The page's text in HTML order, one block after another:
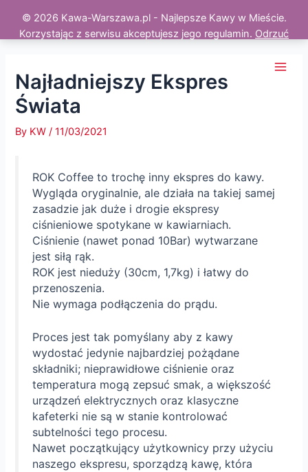
© 2026 Kawa-Warszawa.pl - Najlepsze Kawy w Mieście.
Korzystając z serwisu akceptujesz jego regulamin. Odrzuć
contentNajładniejszy Ekspres
Świata
By KW/11/03/2021
ROK Coffee to trochę inny ekspres do kawy.
Wygląda oryginalnie, ale działa na takiej samej
zasadzie jak duże i drogie ekspresy
ciśnieniowe spotykane w kawiarniach.
Ciśnienie (nawet ponad 10Bar) wytwarzane
jest siłą rąk.
ROK jest nieduży (30cm, 1,7kg) i łatwy do
przenoszenia.
Nie wymaga podłączenia do prądu.
Proces jest tak pomyślany aby z kawy
wydostać jedynie najbardziej pożądane
składniki; nieprawidłowe ciśnienie oraz
temperatura mogą zepsuć smak, a większość
urządzeń elektrycznych oraz klasyczne
kafeterki nie są w stanie kontrolować
subtelności tego procesu.
Nawet początkujący użytkownicy przy użyciu
naszego ekspresu, sporządzą kawę, która